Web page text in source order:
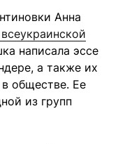
Анна
написала эссе
а также их
обществе. Ее
из групп